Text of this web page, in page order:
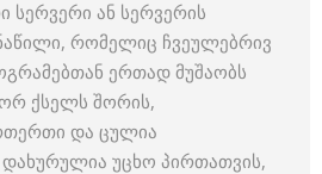
სერვერი ან სერვერის
რომელიც ჩვეულებრივ
ერთად მუშაობს
ქსელს შორის,
და ცულია
უცხო პირთათვის,